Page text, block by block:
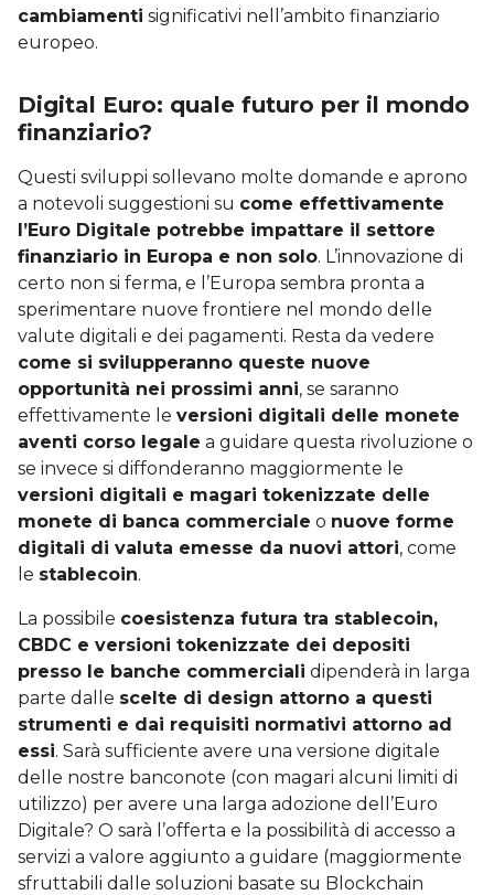
cambiamenti significativi nell’ambito finanziario
europeo.
Digital Euro: quale futuro per il mondo
finanziario?
Questi sviluppi sollevano molte domande e aprono
a notevoli suggestioni su come effettivamente
l’Euro Digitale potrebbe impattare il settore
finanziario in Europa e non solo. L’innovazione di
certo non si ferma, e l’Europa sembra pronta a
sperimentare nuove frontiere nel mondo delle
valute digitali e dei pagamenti. Resta da vedere
come si svilupperanno queste nuove
opportunità nei prossimi anni, se saranno
effettivamente le versioni digitali delle monete
aventi corso legale a guidare questa rivoluzione o
se invece si diffonderanno maggiormente le
versioni digitali e magari tokenizzate delle
monete di banca commerciale o nuove forme
digitali di valuta emesse da nuovi attori, come
le stablecoin.
La possibile coesistenza futura tra stablecoin,
CBDC e versioni tokenizzate dei depositi
presso le banche commerciali dipenderà in larga
parte dalle scelte di design attorno a questi
strumenti e dai requisiti normativi attorno ad
essi. Sarà sufficiente avere una versione digitale
delle nostre banconote (con magari alcuni limiti di
utilizzo) per avere una larga adozione dell’Euro
Digitale? O sarà l’offerta e la possibilità di accesso a
servizi a valore aggiunto a guidare (maggiormente
sfruttabili dalle soluzioni basate su Blockchain